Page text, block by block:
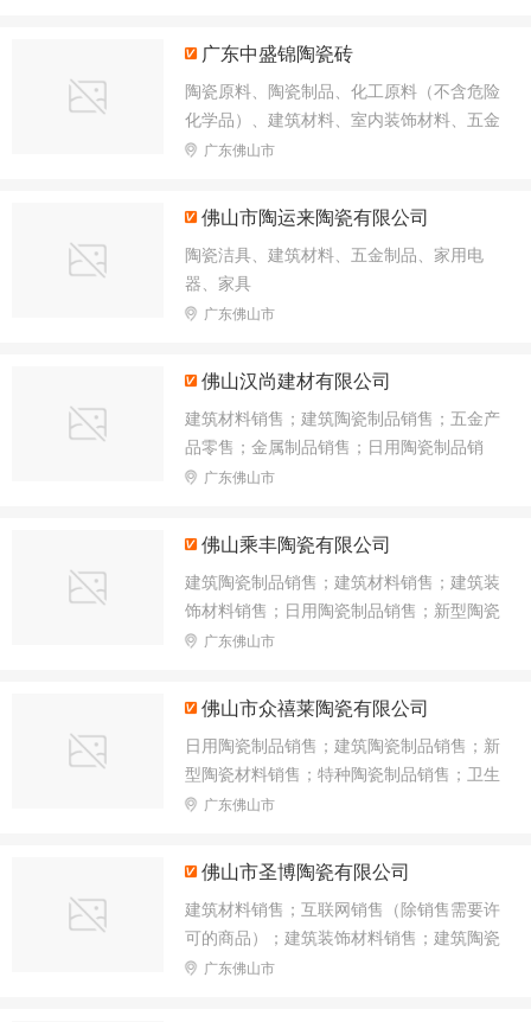
广东中盛锦陶瓷砖
陶瓷原料、陶瓷制品、化工原料（不含危险
化学品）、建筑材料、室内装饰材料、五金
产品、卫生洁具、灯具；国内贸易
广东佛山市
佛山市陶运来陶瓷有限公司
陶瓷洁具、建筑材料、五金制品、家用电
器、家具
广东佛山市
佛山汉尚建材有限公司
建筑材料销售；建筑陶瓷制品销售；五金产
品零售；金属制品销售；日用陶瓷制品销
售；新型陶瓷材料销售；特种陶瓷制品销
售；卫生陶瓷制品销售；建筑装饰材料销
售；卫生洁具销售；地板销售；纸制品销
售；厨具卫具及日用杂品批发；搪瓷制品销
售；光缆销售
广东佛山市
佛山乘丰陶瓷有限公司
建筑陶瓷制品销售；建筑材料销售；建筑装
饰材料销售；日用陶瓷制品销售；新型陶瓷
材料销售；特种陶瓷制品销售；卫生陶瓷制
售；卫生洁具销售；五金产品零售；地板销
售；灯具销售；照明器具销售；纸制品销
售；厨具卫具及日用杂品批发；搪瓷制品销
售；光缆销售；厨具卫具及日用杂品研发；
厨具卫具及日用杂品零售；涂料销售
广东佛山市
佛山市众禧莱陶瓷有限公司
日用陶瓷制品销售；建筑陶瓷制品销售；新
型陶瓷材料销售；特种陶瓷制品销售；卫生
陶瓷制品销售；建筑材料销售；建筑装饰材
售；卫生洁具销售；五金产品零售；地板销
售；灯具销售；照明器具销售；厨具卫具及
日用杂品批发；搪瓷制品销售；光缆销售；
厨具卫具及日用杂品零售；纸制品销售；日
用玻璃制品销售；互联网销售
广东佛山市
佛山市圣博陶瓷有限公司
建筑材料销售；互联网销售（除销售需要许
可的商品）；建筑装饰材料销售；建筑陶瓷
制品销售；新型陶瓷材料销售；日用陶瓷制
广东佛山市